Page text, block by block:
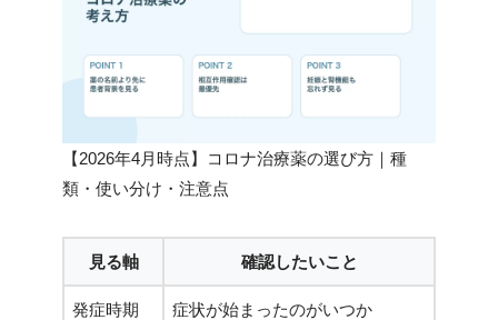
【2026年4月時点】コロナ治療薬の選び方｜種
類・使い分け・注意点
見る軸 確認したいこと
発症時期 症状が始まったのがいつか